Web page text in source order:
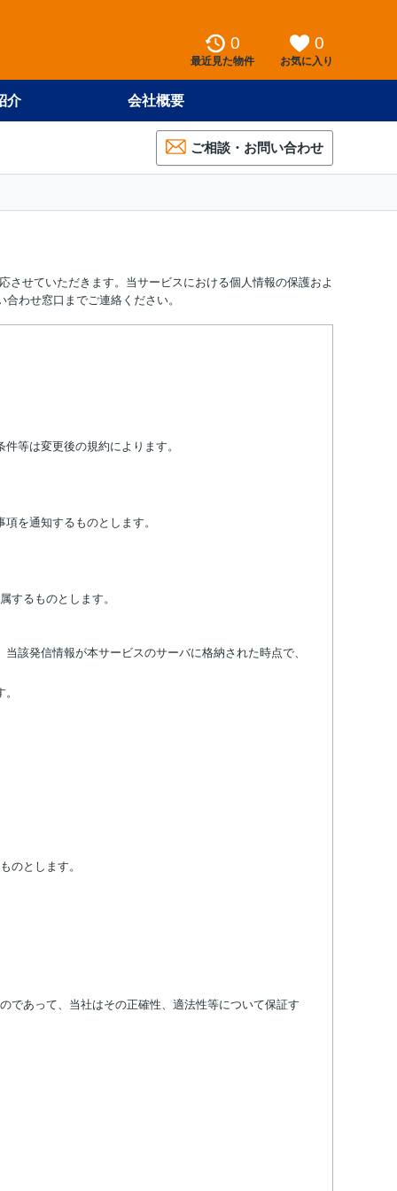
0
最近見た物件
0
お気に入り
介 会社概要
ご相談・お問い合わせ
させていただきます。当サービスにおける個人情報の保護およ
わせ窓口までご連絡ください。
等は変更後の規約によります。
を通知するものとします。
するものとします。
該発信情報が本サービスのサーバに格納された時点で、
のとします。
であって、当社はその正確性、適法性等について保証す